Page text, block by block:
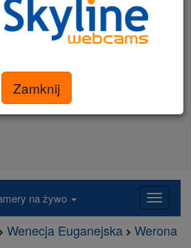
na żywo
Wenecja Euganejska Werona
Zamknij